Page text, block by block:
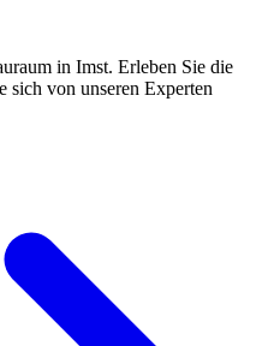
in Imst. Erleben Sie die
sich von unseren Experten